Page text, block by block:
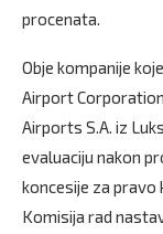
procenata.
Obje kompanije
Airport
Airports S.A. iz
evaluaciju nakon
koncesije za
Komisija rad